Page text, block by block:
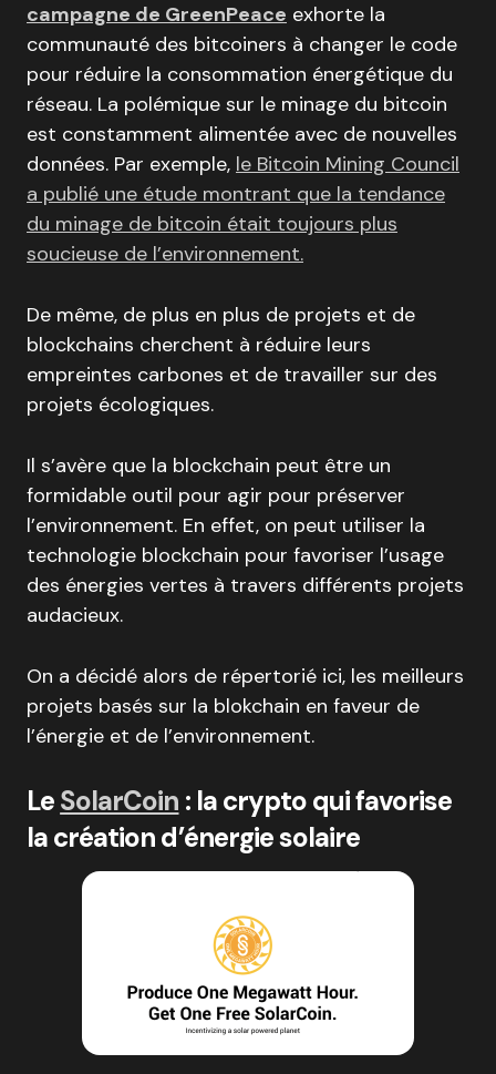
campagne de GreenPeace exhorte la
communauté des bitcoiners à changer le code
pour réduire la consommation énergétique du
réseau. La polémique sur le minage du bitcoin
est constamment alimentée avec de nouvelles
données. Par exemple, le Bitcoin Mining Council
a publié une étude montrant que la tendance
du minage de bitcoin était toujours plus
soucieuse de l’environnement.
De même, de plus en plus de projets et de
blockchains cherchent à réduire leurs
empreintes carbones et de travailler sur des
projets écologiques.
Il s’avère que la blockchain peut être un
formidable outil pour agir pour préserver
l’environnement. En effet, on peut utiliser la
technologie blockchain pour favoriser l’usage
des énergies vertes à travers différents projets
audacieux.
On a décidé alors de répertorié ici, les meilleurs
projets basés sur la blokchain en faveur de
l’énergie et de l’environnement.
LeSolarCoin : la crypto qui favorise
la création d’énergie solaire